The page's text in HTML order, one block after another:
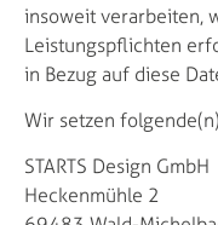
insoweit verarbeiten,
Leistungspflichten
in Bezug auf diese
Wir setzen
STARTS Design GmbH
Heckenmühle 2